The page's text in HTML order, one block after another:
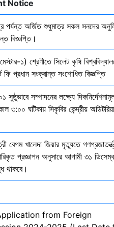
Notice
পর্যন্ত অর্জিত শুধুমাত্র সকল সনদের
বিজ্ঞপ্তি।
১) শ্রেণীতে সিলেট কৃষি
ফি প্রধান সংক্রান্ত সংশোধিত বিজ্ঞপ্তি
সম্পাদনের লক্ষ্যে
৩:০০ ঘটিকায় সিকৃবির কেন্দ্রীয়
বেগম খালেদা জিয়ার মৃত্যুতে
প্রজ্ঞাপন অনুসারে আগামী ৩১
থাকবে।
from Foreign